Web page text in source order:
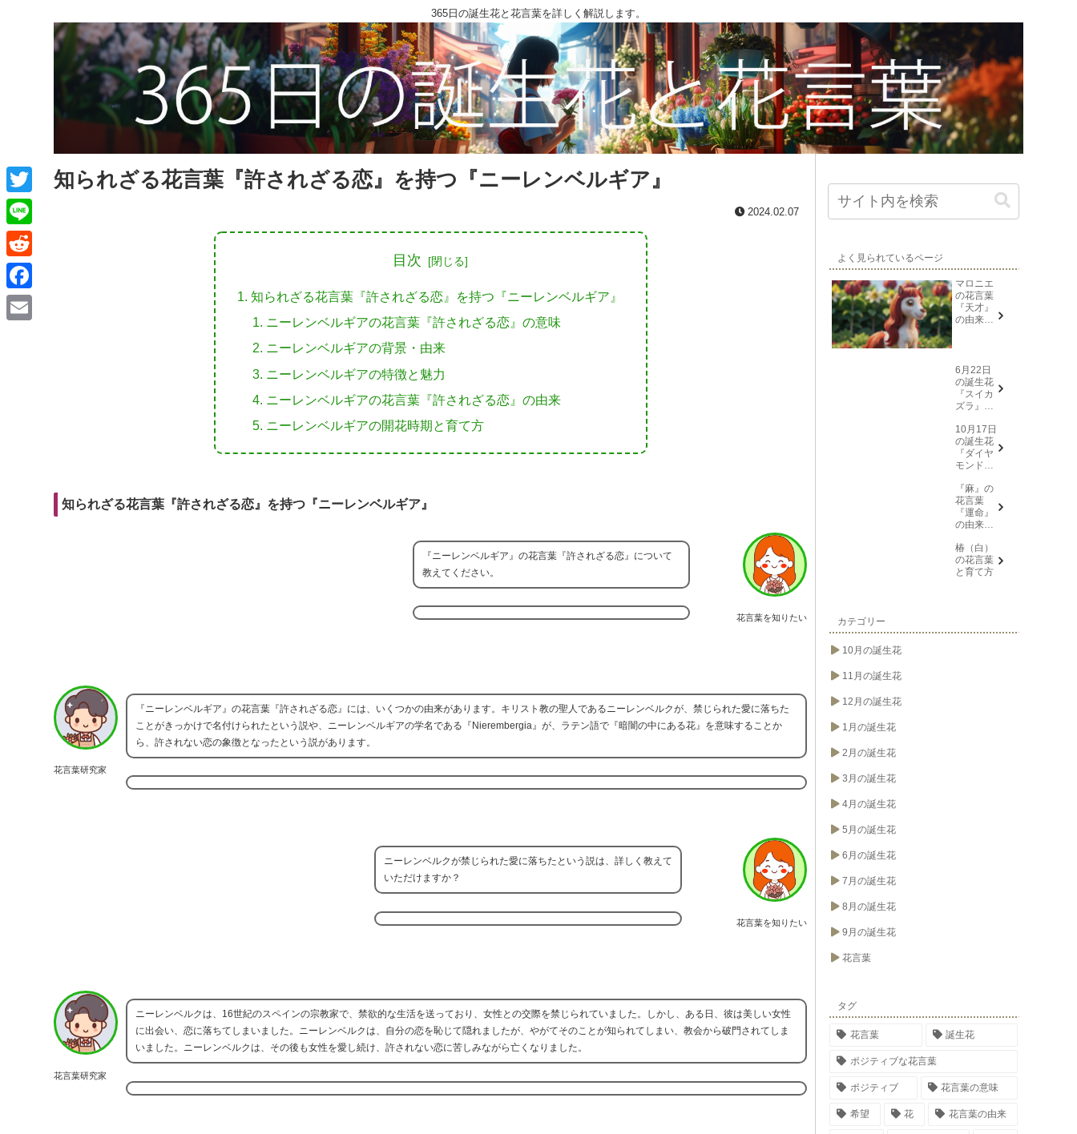
365日の誕生花と花言葉を詳しく解説します。
知られざる花言葉『許されざる恋』を持つ『ニーレンベルギア』
2024.02.07
目次
知られざる花言葉『許されざる恋』を持つ『ニーレンベルギア』
ニーレンベルギアの花言葉『許されざる恋』の意味
ニーレンベルギアの背景・由来
ニーレンベルギアの特徴と魅力
ニーレンベルギアの花言葉『許されざる恋』の由来
ニーレンベルギアの開花時期と育て方
知られざる花言葉『許されざる恋』を持つ『ニーレンベルギア』
花言葉を知りたい
『ニーレンベルギア』の花言葉『許されざる恋』について
教えてください。
花言葉研究家
『ニーレンベルギア』の花言葉『許されざる恋』には、いくつかの由来があります。キリスト教の聖人であるニーレンベルクが、禁じられた愛に落ちた
ことがきっかけで名付けられたという説や、ニーレンベルギアの学名である『Nierembergia』が、ラテン語で『暗闇の中にある花』を意味することか
ら、許されない恋の象徴となったという説があります。
花言葉を知りたい
ニーレンベルクが禁じられた愛に落ちたという説は、詳しく教えて
いただけますか？
花言葉研究家
ニーレンベルクは、16世紀のスペインの宗教家で、禁欲的な生活を送っており、女性との交際を禁じられていました。しかし、ある日、彼は美しい女性
に出会い、恋に落ちてしまいました。ニーレンベルクは、自分の恋を恥じて隠れましたが、やがてそのことが知られてしまい、教会から破門されてしま
いました。ニーレンベルクは、その後も女性を愛し続け、許されない恋に苦しみながら亡くなりました。
よく見られているページ
マロニエ
の花言葉
『天才』
の由来と
6月22日
の誕生花
『スイカ
ズラ』花
来
10月17日
の誕生花
『ダイヤ
モンドリ
葉→また
会う日を
楽しみ
に、忍
り娘)』に
ついて
『麻』の
花言葉
『運命』
の由来と
椿（白）
の花言葉
と育て方
カテゴリー
10月の誕生花
11月の誕生花
12月の誕生花
1月の誕生花
2月の誕生花
3月の誕生花
4月の誕生花
5月の誕生花
6月の誕生花
7月の誕生花
8月の誕生花
9月の誕生花
花言葉
タグ
花言葉 誕生花
ポジティブな花言葉
ポジティブ 花言葉の意味
希望 花 花言葉の由来
T
w
i
t
L
i
n
e
R
e
d
F